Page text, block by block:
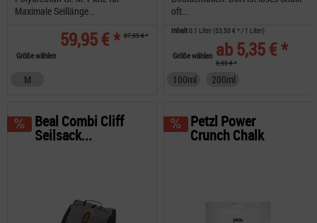
Maximale Seillänge...
59,95 € * 87,95 € *
Größe wählen
M
oft...
Inhalt0.1 Liter (53,50 € * / 1 Liter)
ab 5,35 € *
6,95 € *
Größe wählen
100ml 200ml
Beal Combi Cliff
Seilsack...
Petzl Power
Crunch Chalk